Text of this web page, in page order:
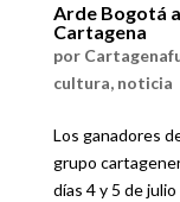
Arde Bogotá
Cartagena
por
cultura, noticia
Los ganadores
grupo
días 4 y 5 de